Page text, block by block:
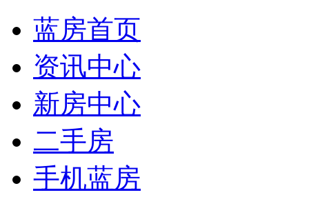
蓝房首页
资讯中心
新房中心
二手房
手机蓝房